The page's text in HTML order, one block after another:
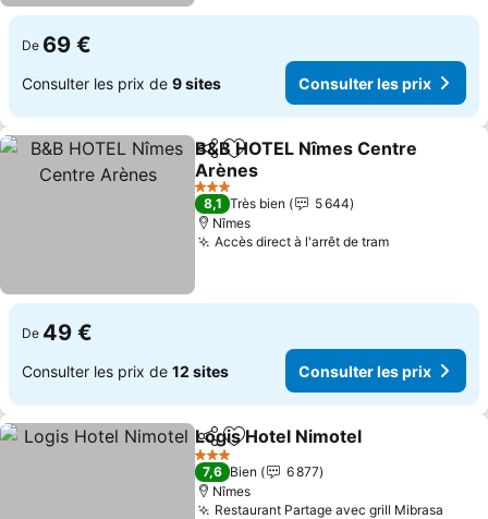
De 69 €
Consulter les prix de 9 sites Consulter les prix
PartagerAjouter à mes favoris
B&B HOTEL Nîmes Centre
Arènes
Consulter les prix
3 Étoiles
8,1 Très bien
5 644
Nîmes
Accès direct à l'arrêt de tramConsulter
De 49 €
Consulter les prix de 12 sites Consulter les prix
PartagerAjouter à mes favoris
Logis Hotel Nimotel
3 Étoiles
7,6 Bien
6 877
Nîmes
Restaurant Partage avec grill Mibrasa